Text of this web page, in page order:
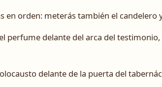
en orden: meterás también el candelero
perfume delante del arca del
delante de la puerta del